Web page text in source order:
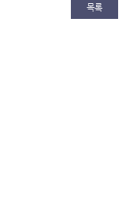
목록